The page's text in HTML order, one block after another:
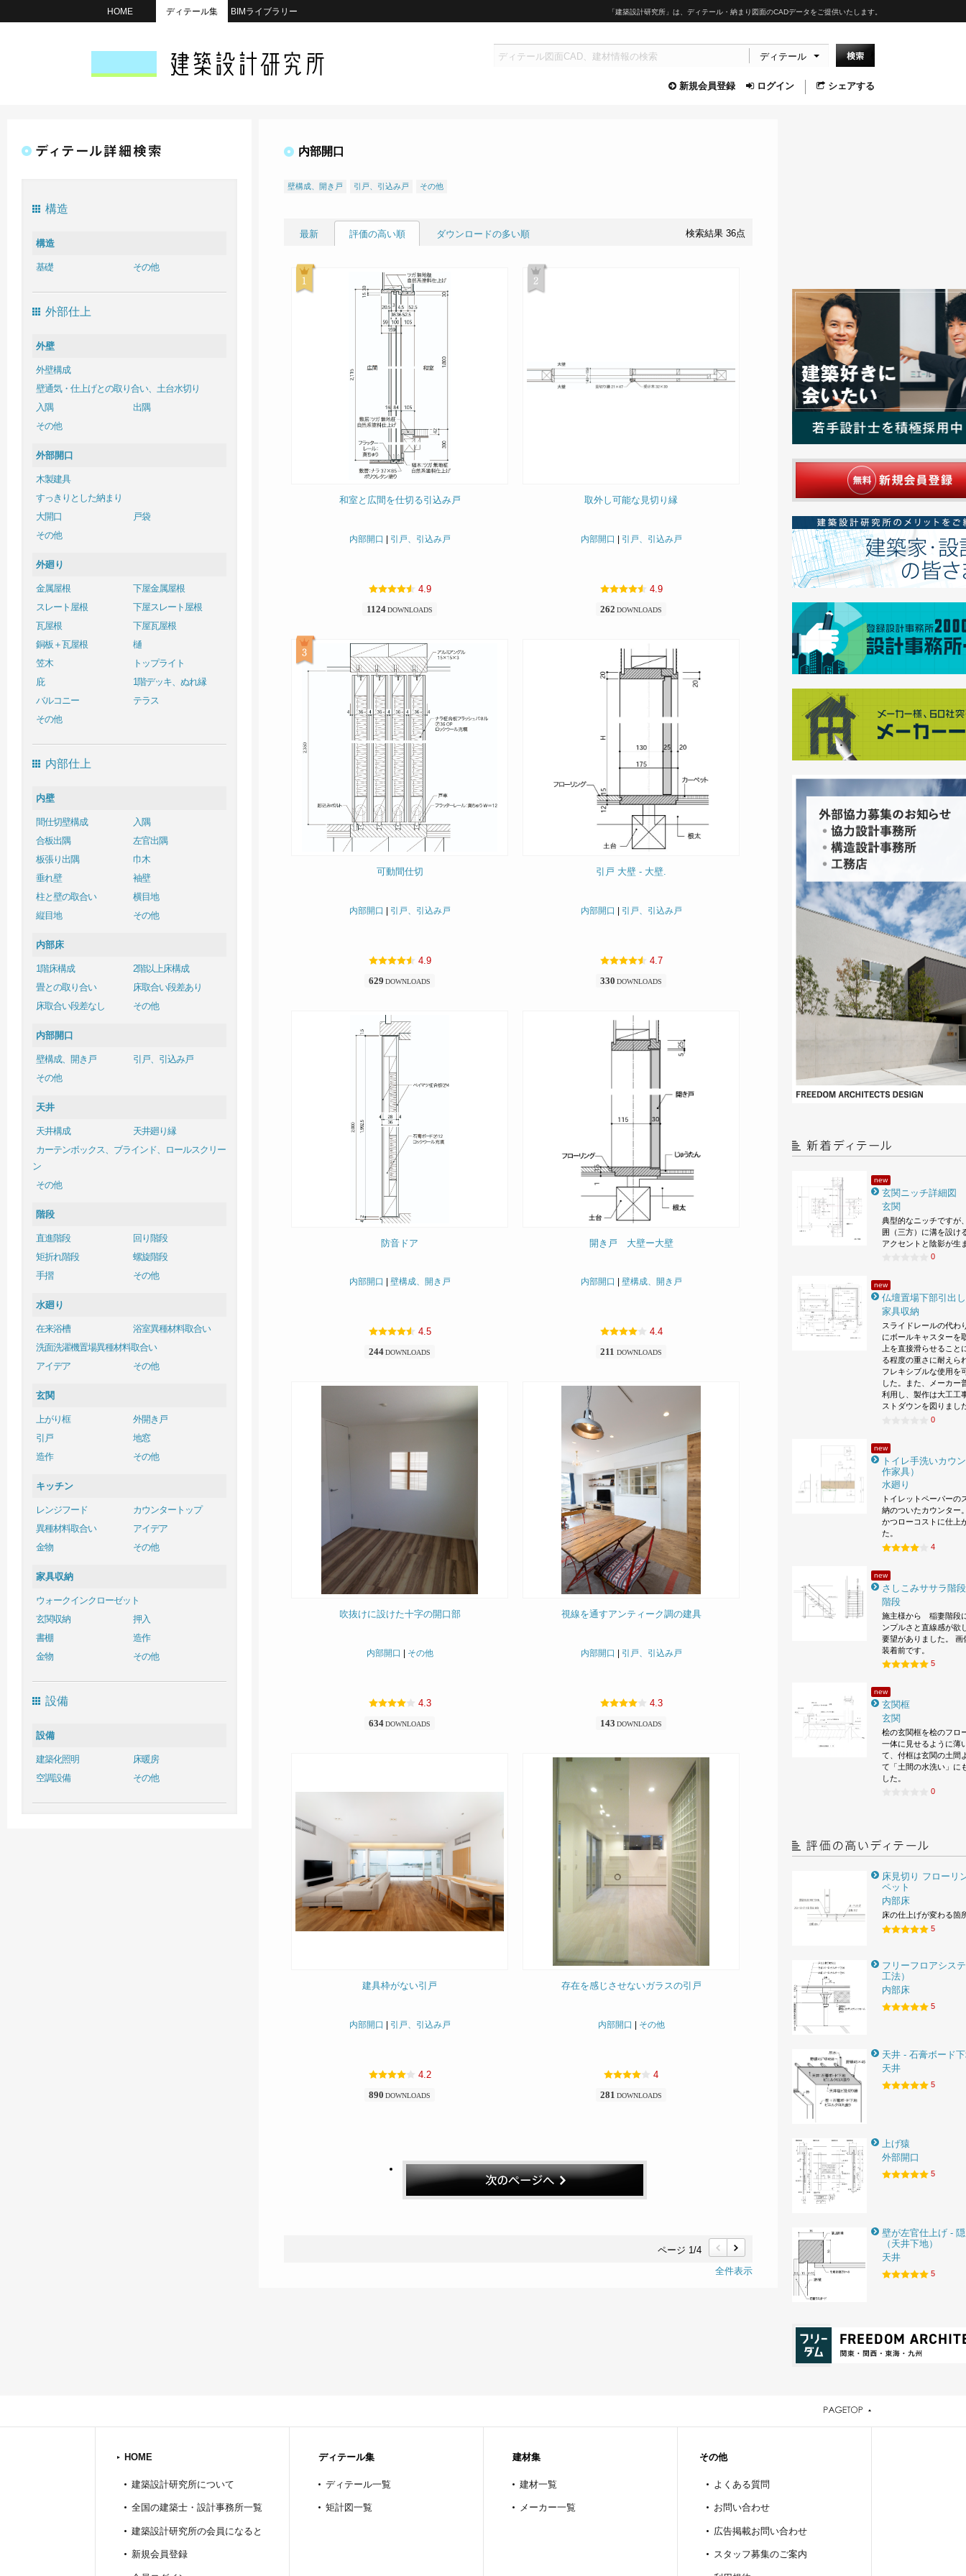
「建築設計研究所」は、ディテール・納まり図面のCADデータをご提供いたします。
HOME ディテール集 BIMライブラリー
ディテール
新規会員登録 ログイン シェアする
構造
構造
基礎 その他
外部仕上
外壁
外壁構成
壁通気・仕上げとの取り合い、土台水切り
入隅
出隅
その他
外部開口
木製建具
すっきりとした納まり
大開口
戸袋
その他
外廻り
金属屋根
下屋金属屋根
スレート屋根
下屋スレート屋根
瓦屋根
下屋瓦屋根
銅板＋瓦屋根
樋
笠木
トップライト
庇
1階デッキ、ぬれ縁
バルコニー
テラス
その他
内部仕上
内壁
間仕切壁構成
入隅
合板出隅
左官出隅
板張り出隅
巾木
垂れ壁
袖壁
柱と壁の取合い
横目地
縦目地
その他
内部床
1階床構成
2階以上床構成
畳との取り合い
床取合い段差あり
床取合い段差なし
その他
内部開口
壁構成、開き戸
引戸、引込み戸
その他
天井
天井構成
天井廻り縁
カーテンボックス、ブラインド、ロールスクリー
ン
その他
階段
直進階段
回り階段
矩折れ階段
螺旋階段
手摺
その他
水廻り
在来浴槽
浴室異種材料取合い
洗面洗濯機置場異種材料取合い
アイデア
その他
玄関
上がり框
外開き戸
引戸
地窓
造作
その他
キッチン
レンジフード
カウンタートップ
異種材料取合い
アイデア
金物
その他
家具収納
ウォークインクローゼット
玄関収納
押入
書棚
造作
金物
その他
設備
設備
建築化照明
床暖房
空調設備
その他
new
玄関ニッチ詳細図
玄関
典型的なニッチですが
囲（三方）に溝を設け
アクセントと陰影が生
0
new
仏壇置場下部引出
家具収納
スライドレールの代わ
にボールキャスターを
上を直接滑らせること
る程度の重さに耐えら
フレキシブルな使用を
した。また、メーカー
利用し、製作は大工工
ストダウンを図りまし
0
new
トイレ手洗いカウ
作家具）
水廻り
トイレットペーパーの
納のついたカウンター
かつローコストに仕上
た。
4
new
さしこみササラ階段
階段
施主様から 稲妻階段
ンプルさと直線感が
要望がありました。 画
装着前です。
5
new
玄関框
玄関
桧の玄関框を桧のフロ
一体に見せるように薄
て、付框は玄関の土間
て「土間の水洗い」に
した。
0
床見切り フローリ
ペット
内部床
床の仕上げが変わる箇
5
フリーフロアシス
工法）
内部床
5
天井 - 石膏ボード
天井
5
上げ猿
外部開口
5
壁が左官仕上げ -
（天井下地）
天井
5
内部開口
壁構成、開き戸 引戸、引込み戸 その他
最新 評価の高い順 ダウンロードの多い順 検索結果 36点
和室と広間を仕切る引込み戸
内部開口 | 引戸、引込み戸
4.9
1124 DOWNLOADS
取外し可能な見切り縁
内部開口 | 引戸、引込み戸
4.9
262 DOWNLOADS
可動間仕切
内部開口 | 引戸、引込み戸
4.9
629 DOWNLOADS
引戸 大壁 - 大壁.
内部開口 | 引戸、引込み戸
4.7
330 DOWNLOADS
防音ドア
内部開口 壁構成、開き戸
4.5
244 DOWNLOADS
開き戸 大壁ー大壁
内部開口 壁構成、開き戸
4.4
211 DOWNLOADS
吹抜けに設けた十字の開口部
内部開口 その他
4.3
634 DOWNLOADS
視線を通すアンティーク調の建具
内部開口 引戸、引込み戸
4.3
143 DOWNLOADS
建具枠がない引戸
内部開口 引戸、引込み戸
4.2
890 DOWNLOADS
存在を感じさせないガラスの引戸
内部開口 その他
4
281 DOWNLOADS
ページ 1/4
前
次
全件表示
HOME
建築設計研究所について
全国の建築士・設計事務所一覧
建築設計研究所の会員になると
新規会員登録
ディテール集
ディテール一覧
矩計図一覧
建材集
建材一覧
メーカー一覧
その他
よくある質問
お問い合わせ
広告掲載お問い合わせ
スタッフ募集のご案内